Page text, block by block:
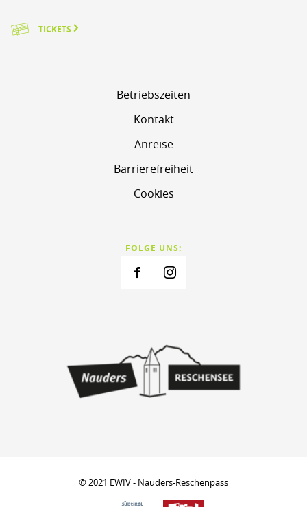
TICKETS
Betriebszeiten
Kontakt
Anreise
Barrierefreiheit
Cookies
FOLGE UNS:
© 2021 EWIV - Nauders-Reschenpass